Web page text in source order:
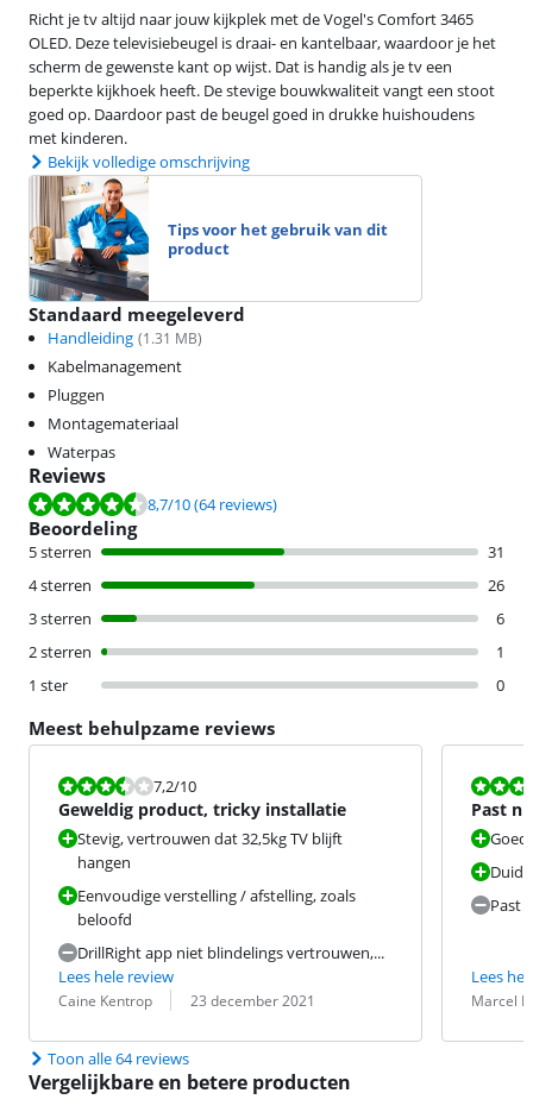
Richt je tv altijd naar jouw kijkplek met de Vogel's Comfort 3465
OLED. Deze televisiebeugel is draai- en kantelbaar, waardoor je het
scherm de gewenste kant op wijst. Dat is handig als je tv een
beperkte kijkhoek heeft. De stevige bouwkwaliteit vangt een stoot
goed op. Daardoor past de beugel goed in drukke huishoudens
met kinderen.
Bekijk volledige omschrijving
Tips voor het gebruik van dit
product
Standaard meegeleverd
Handleiding (1.31 MB)
Kabelmanagement
Pluggen
Montagemateriaal
Waterpas
Reviews
Beoordeling is 8,7 van de 10, gebaseerd op 64 reviews.
8,7/10(64 reviews)
Beoordeling
5 sterren
31
4 sterren
26
3 sterren
6
2 sterren
1
1 ster
0
Meest behulpzame reviews
Beoordeling is 7,2 van de 10.
7,2/10
Geweldig product, tricky installatie
Stevig, vertrouwen dat 32,5kg TV blijft
hangen
Eenvoudige verstelling / afstelling, zoals
beloofd
DrillRight app niet blindelings vertrouwen,...
Lees hele review
Beoordeling door:
Caine Kentrop
Datum: 23 december 2021
Past
Past
Lees
Marcel
Datum:
Toon alle 64 reviews
Vergelijkbare en betere producten